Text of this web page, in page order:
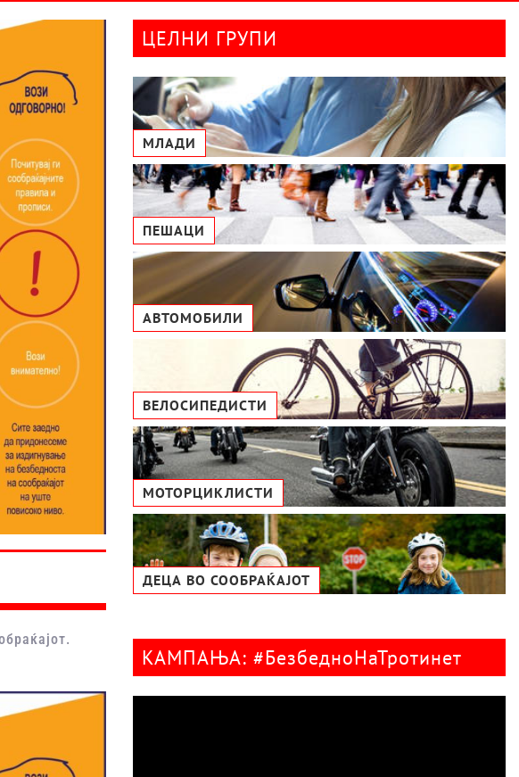
ЦЕЛНИ ГРУПИ
МЛАДИ
ПЕШАЦИ
АВТОМОБИЛИ
ВЕЛОСИПЕДИСТИ
МОТОРЦИКЛИСТИ
ДЕЦА ВО СООБРАЌАЈОТ
КАМПАЊА: #БезбедноНаТротинет